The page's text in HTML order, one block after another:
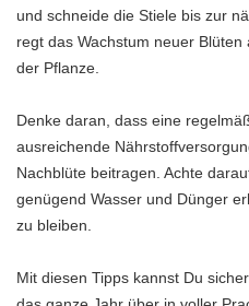
und schneide die Stiele bis zur
regt das Wachstum neuer
der Pflanze.
Denke daran, dass eine
ausreichende
Nachblüte beitragen. Achte
genügend Wasser und Dünger
zu bleiben.
Mit diesen Tipps kannst Du